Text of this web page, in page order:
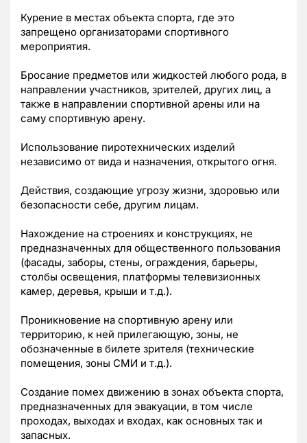
Курение в местах объекта спорта, где это
запрещено организаторами спортивного
мероприятия.
Бросание предметов или жидкостей любого рода, в
направлении участников, зрителей, других лиц, а
также в направлении спортивной арены или на
саму спортивную арену.
Использование пиротехнических изделий
независимо от вида и назначения, открытого огня.
Действия, создающие угрозу жизни, здоровью или
безопасности себе, другим лицам.
Нахождение на строениях и конструкциях, не
предназначенных для общественного пользования
(фасады, заборы, стены, ограждения, барьеры,
столбы освещения, платформы телевизионных
камер, деревья, крыши и т.д.).
Проникновение на спортивную арену или
территорию, к ней прилегающую, зоны, не
обозначенные в билете зрителя (технические
помещения, зоны СМИ и т.д.).
Создание помех движению в зонах объекта спорта,
предназначенных для эвакуации, в том числе
проходах, выходах и входах, как основных так и
запасных.